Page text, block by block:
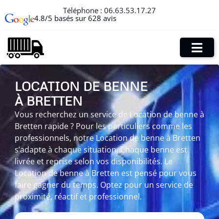
Téléphone : 06.63.53.17.27
4.8/5 basés sur 628 avis
LOCATION DE BENNE
À BRETTEN
Vous recherchez un service de Location de benne à
Bretten rapide ? Pour les particuliers comme les
professionnels, notre Location de benne à Bretten
s’adapte à chaque situation. Chaque benne est
livrée et reprise selon vos disponibilités. Le
Location de benne à Bretten est pensé pour vous
faire gagner du temps. Optez pour un service de
proximité, réactif et professionnel.